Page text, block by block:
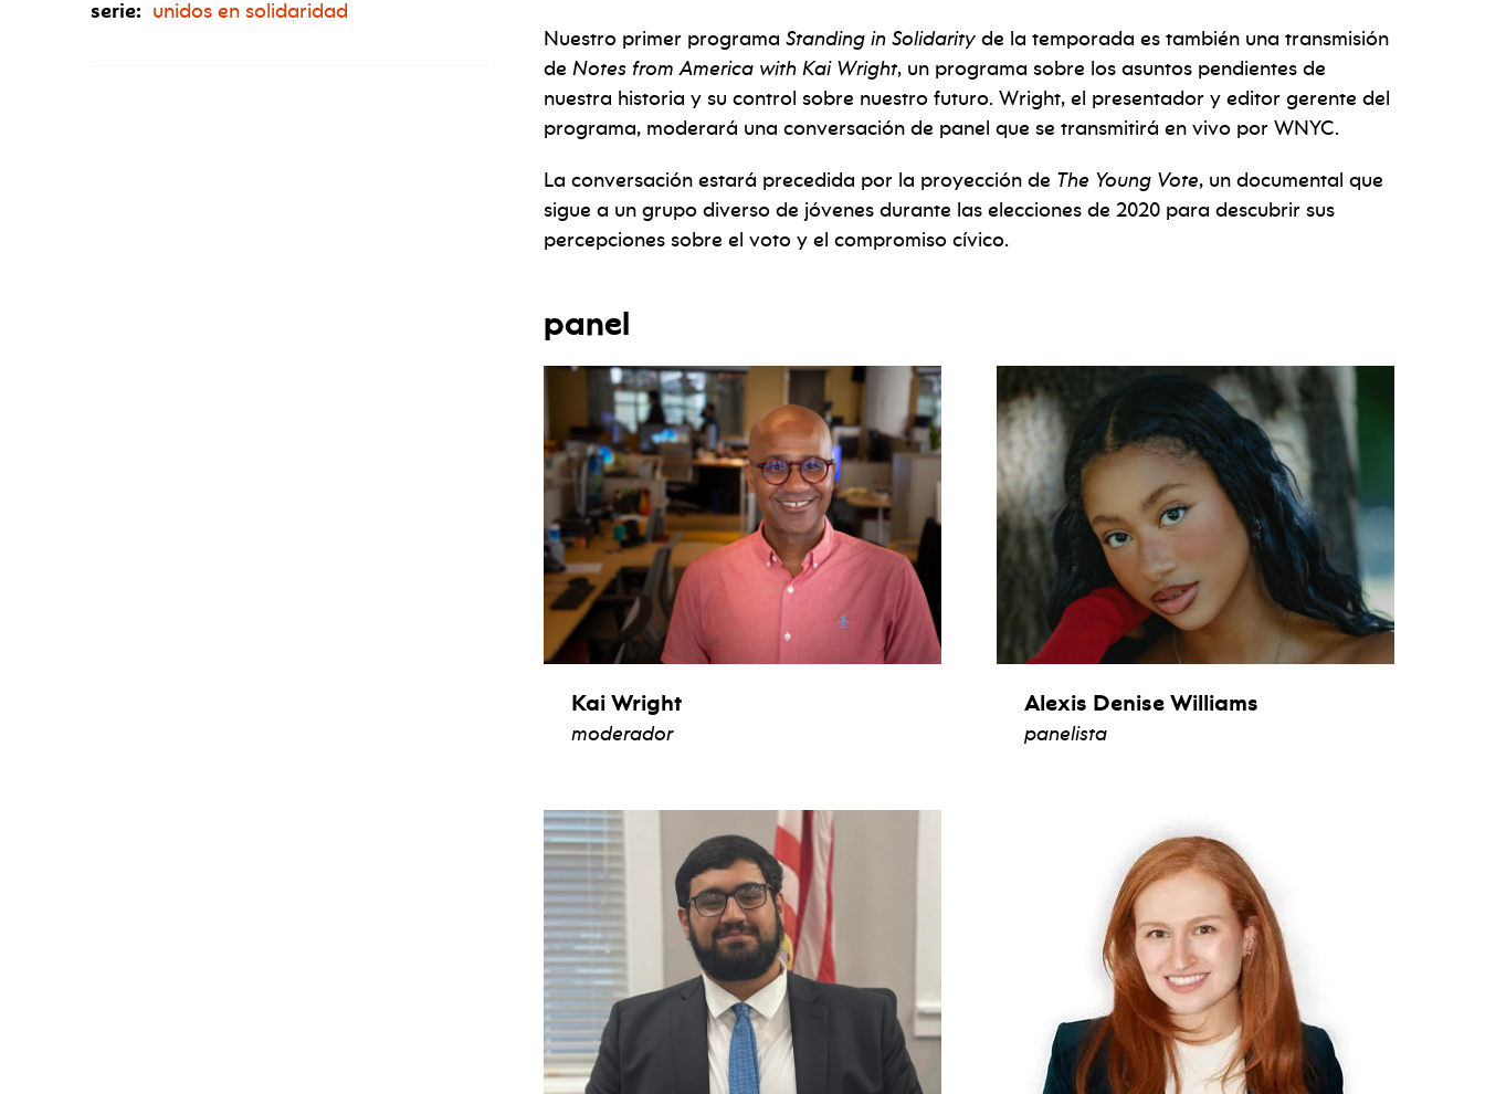
serie: unidos en solidaridad
Nuestro primer programa Standing in Solidarity de la temporada es también una transmisión
de Notes from America with Kai Wright, un programa sobre los asuntos pendientes de
nuestra historia y su control sobre nuestro futuro. Wright, el presentador y editor gerente del
programa, moderará una conversación de panel que se transmitirá en vivo por WNYC.
La conversación estará precedida por la proyección de The Young Vote, un documental que
sigue a un grupo diverso de jóvenes durante las elecciones de 2020 para descubrir sus
percepciones sobre el voto y el compromiso cívico.
panel
Kai Wright
moderador
Alexis Denise Williams
panelista